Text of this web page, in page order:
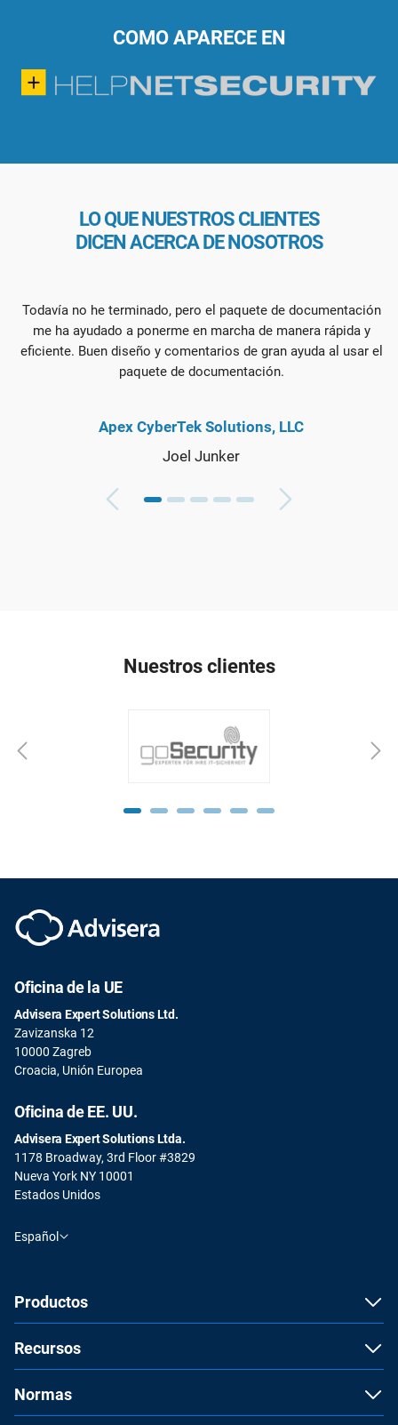
COMO APARECE EN
LO QUE NUESTROS CLIENTES
DICEN ACERCA DE NOSOTROS
Todavía no he terminado, pero el paquete de documentación
me ha ayudado a ponerme en marcha de manera rápida y
eficiente. Buen diseño y comentarios de gran ayuda al usar el
paquete de documentación.
Apex CyberTek Solutions, LLC
Joel Junker
Nuestros clientes
Oficina de la UE
Advisera Expert Solutions Ltd.
Zavizanska 12
10000 Zagreb
Croacia, Unión Europea
Oficina de EE. UU.
Advisera Expert Solutions Ltda.
1178 Broadway, 3rd Floor #3829
Nueva York NY 10001
Estados Unidos
Español
Productos
Recursos
Normas